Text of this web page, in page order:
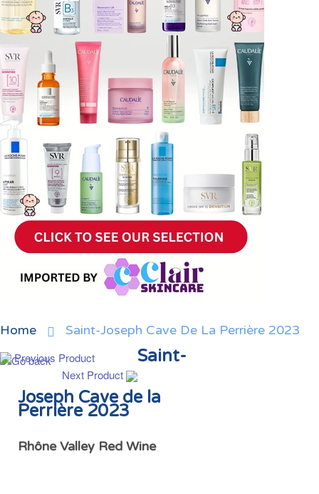
Home Saint-Joseph Cave De La Perrière 2023
Previous Product
Next Product
Saint-
Joseph Cave de la
Perrière 2023
Rhône Valley Red Wine